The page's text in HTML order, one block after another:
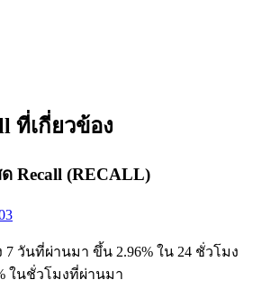
ที่เกี่ยวข้อง
Recall (RECALL)
7 วันที่ผ่านมา ขึ้น 2.96% ใน 24 ชั่วโมง
ในชั่วโมงที่ผ่านมา